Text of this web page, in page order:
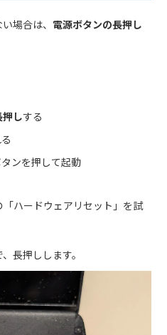
場合は、 電源ボタンの長押し
押しする
ンを押して起動
ハードウェアリセット」を試
長押しします。